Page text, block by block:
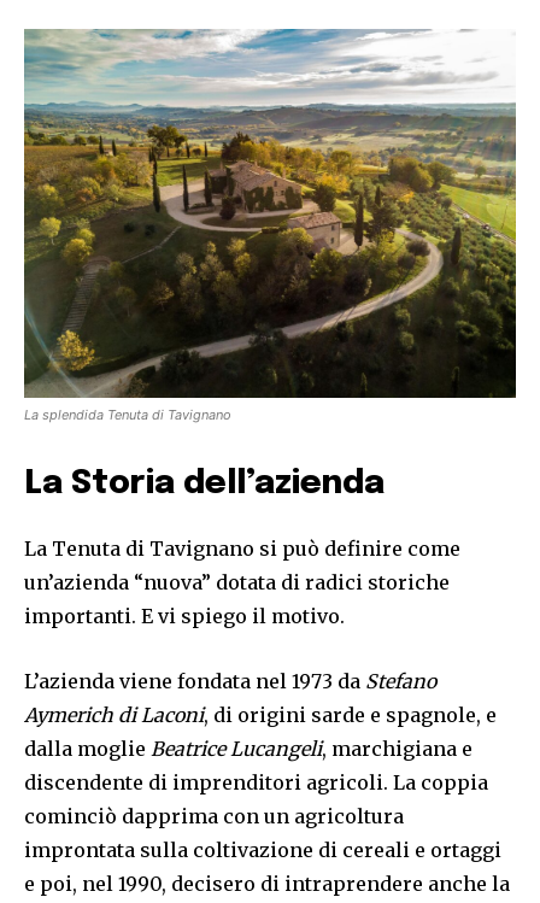
La splendida Tenuta di Tavignano
La Storia dell’azienda
La Tenuta di Tavignano si può definire come
un’azienda “nuova” dotata di radici storiche
importanti. E vi spiego il motivo.
L’azienda viene fondata nel 1973 da Stefano
Aymerich di Laconi, di origini sarde e spagnole, e
dalla moglie Beatrice Lucangeli, marchigiana e
discendente di imprenditori agricoli. La coppia
cominciò dapprima con un agricoltura
improntata sulla coltivazione di cereali e ortaggi
e poi, nel 1990, decisero di intraprendere anche la